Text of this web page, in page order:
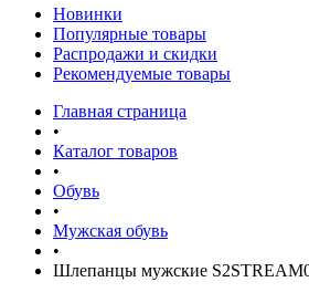
Новинки
Популярные товары
Распродажи и скидки
Рекомендуемые товары
Главная страница
•
Каталог товаров
•
Обувь
•
Мужская обувь
•
Шлепанцы мужские